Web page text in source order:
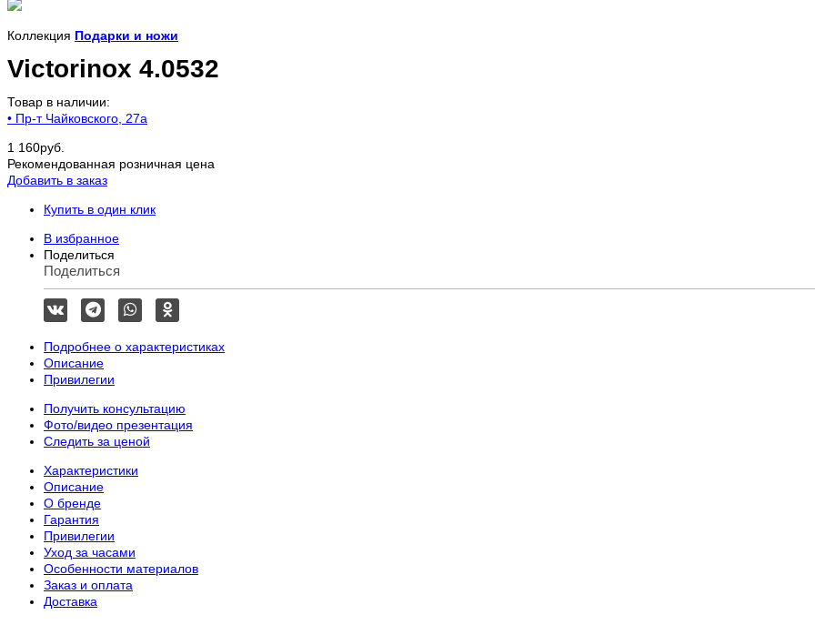
Коллекция Подарки и ножи
Victorinox 4.0532
Товар в наличии:
• Пр-т Чайковского, 27а
1 160руб.
Рекомендованная розничная цена
Добавить в заказ
Купить в один клик
В избранное
Поделиться
Поделиться
Подробнее о характеристиках
Описание
Привилегии
Получить консультацию
Фото/видео презентация
Следить за ценой
Характеристики
Описание
О бренде
Гарантия
Привилегии
Уход за часами
Особенности материалов
Заказ и оплата
Доставка